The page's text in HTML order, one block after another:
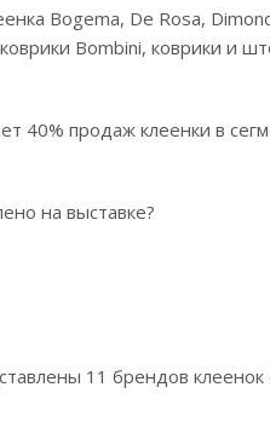
Bogema, De Rosa,
Bombini, коврики и
40% продаж клеенки в
на выставке?
11 брендов